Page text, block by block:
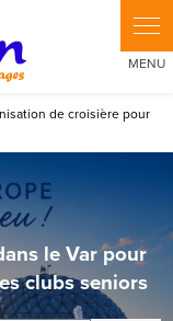
de croisière pour
le Var pour
clubs seniors